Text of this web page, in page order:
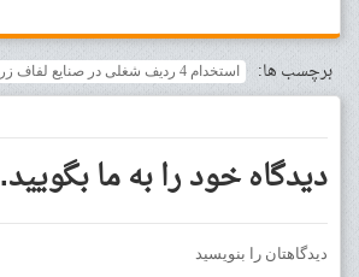
برچسب ها: استخدام 4 ردیف شغلی در صنایع لفاف زرین در تهران
دیدگاه خود را به ما بگویید.
دیدگاهتان را بنویسید